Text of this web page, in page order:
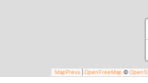
MapPress OpenFreeMap ©